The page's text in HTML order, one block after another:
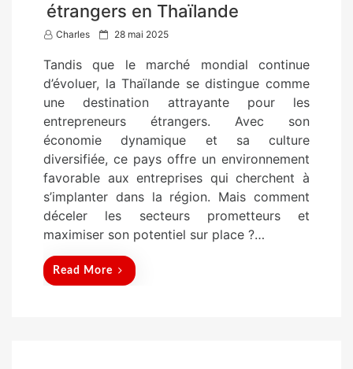
étrangers en Thaïlande
Charles
P
s
t
e
d
28 mai 2025
Tandis que le marché mondial continue
d’évoluer, la Thaïlande se distingue comme
une destination attrayante pour les
entrepreneurs étrangers. Avec son
économie dynamique et sa culture
diversifiée, ce pays offre un environnement
favorable aux entreprises qui cherchent à
s’implanter dans la région. Mais comment
déceler les secteurs prometteurs et
maximiser son potentiel sur place ?…
Read More